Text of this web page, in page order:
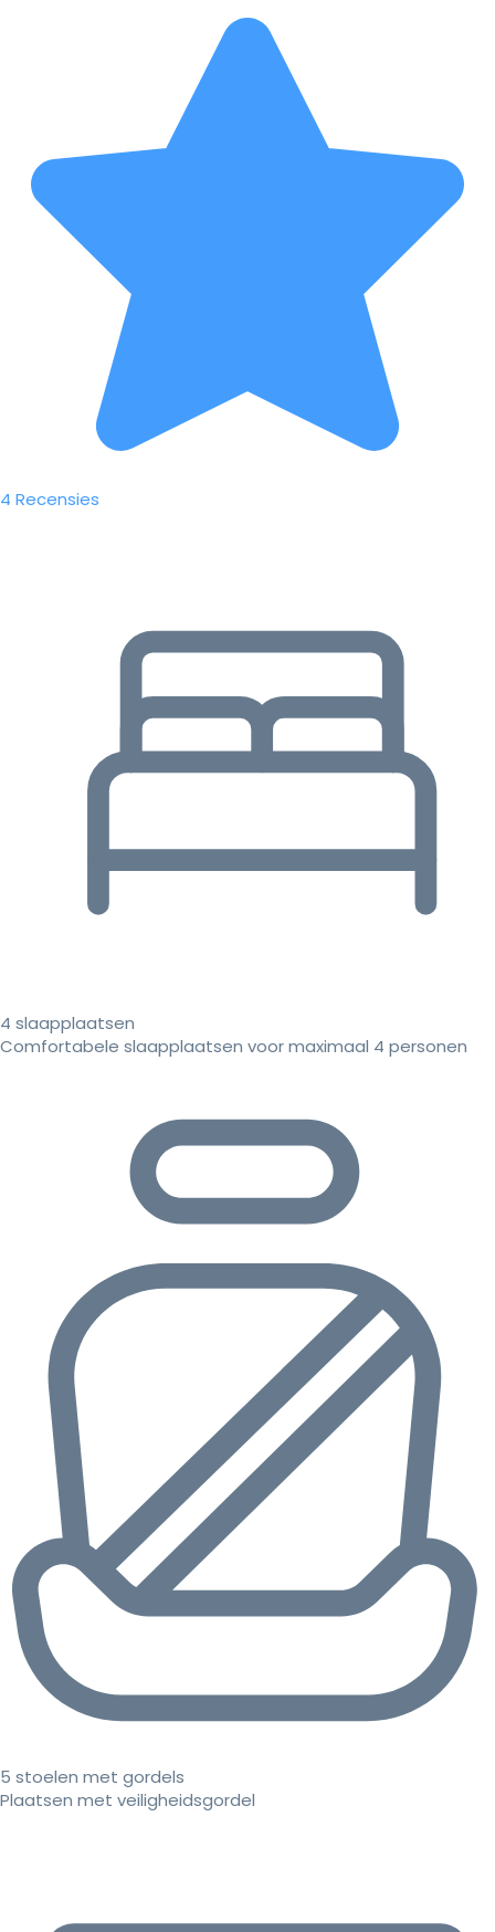
4 Recensies
4 slaapplaatsen
Comfortabele slaapplaatsen voor maximaal 4 personen
5 stoelen met gordels
Plaatsen met veiligheidsgordel